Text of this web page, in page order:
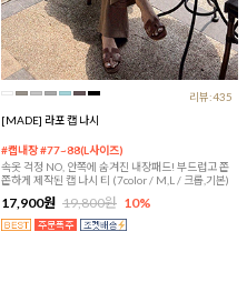
리뷰:435
[MADE] 라포 캡 나시
#캡내장 #77~88(L사이즈)
속옷 걱정 NO, 안쪽에 숨겨진 내장패드! 부드럽고 쫀
쫀하게 제작된 캡 나시 티 (7color / M,L / 크롭,기본)
17,900원 19,800원 10%